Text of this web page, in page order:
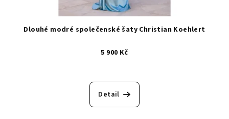
Dlouhé modré společenské šaty Christian Koehlert
5 900 Kč
Detail